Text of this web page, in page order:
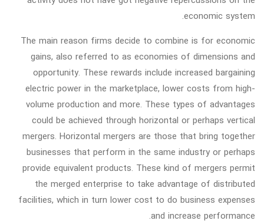
economic system.
The main reason firms decide to combine is for economic
gains, also referred to as economies of dimensions and
opportunity. These rewards include increased bargaining
electric power in the marketplace, lower costs from high-
volume production and more. These types of advantages
could be achieved through horizontal or perhaps vertical
mergers. Horizontal mergers are those that bring together
businesses that perform in the same industry or perhaps
provide equivalent products. These kind of mergers permit
the merged enterprise to take advantage of distributed
facilities, which in turn lower cost to do business expenses
and increase performance.